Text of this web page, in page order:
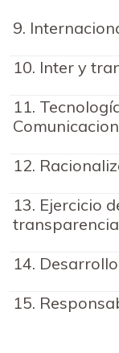
9.
10. Inter y
11.
12.
13. Ejercicio
14.
15.